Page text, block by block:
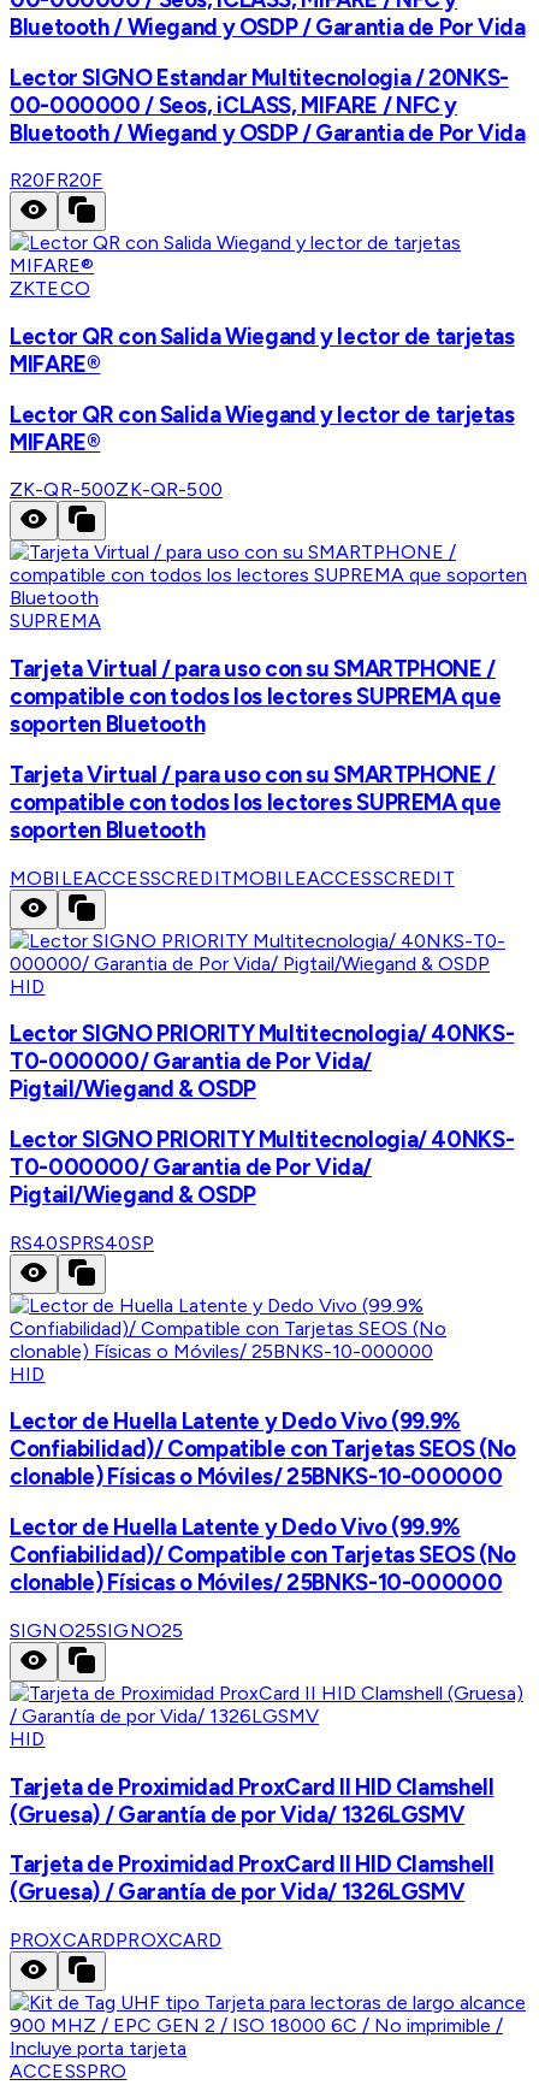
Bluetooth / Wiegand y OSDP / Garantia de Por Vida
Lector SIGNO Estandar Multitecnologia / 20NKS-
00-000000 / Seos, iCLASS, MIFARE / NFC y
Bluetooth / Wiegand y OSDP / Garantia de Por Vida
R20FR20F
ZKTECO
Lector QR con Salida Wiegand y lector de tarjetas
MIFARE®
Lector QR con Salida Wiegand y lector de tarjetas
MIFARE®
ZK-QR-500ZK-QR-500
SUPREMA
Tarjeta Virtual / para uso con su SMARTPHONE /
compatible con todos los lectores SUPREMA que
soporten Bluetooth
Tarjeta Virtual / para uso con su SMARTPHONE /
compatible con todos los lectores SUPREMA que
soporten Bluetooth
MOBILEACCESSCREDITMOBILEACCESSCREDIT
HID
Lector SIGNO PRIORITY Multitecnologia/ 40NKS-
T0-000000/ Garantia de Por Vida/
Pigtail/Wiegand & OSDP
Lector SIGNO PRIORITY Multitecnologia/ 40NKS-
T0-000000/ Garantia de Por Vida/
Pigtail/Wiegand & OSDP
RS40SPRS40SP
HID
Lector de Huella Latente y Dedo Vivo (99.9%
Confiabilidad)/ Compatible con Tarjetas SEOS (No
clonable) Físicas o Móviles/ 25BNKS-10-000000
Lector de Huella Latente y Dedo Vivo (99.9%
Confiabilidad)/ Compatible con Tarjetas SEOS (No
clonable) Físicas o Móviles/ 25BNKS-10-000000
SIGNO25SIGNO25
HID
Tarjeta de Proximidad ProxCard II HID Clamshell
(Gruesa) / Garantía de por Vida/ 1326LGSMV
Tarjeta de Proximidad ProxCard II HID Clamshell
(Gruesa) / Garantía de por Vida/ 1326LGSMV
PROXCARDPROXCARD
ACCESSPRO